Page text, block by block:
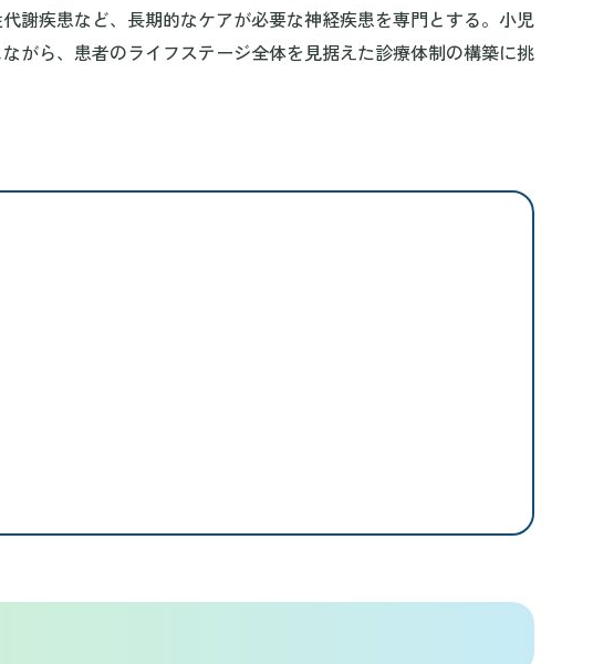
謝疾患など、長期的なケアが必要な神経疾患を専門とする。小児
がら、患者のライフステージ全体を見据えた診療体制の構築に挑